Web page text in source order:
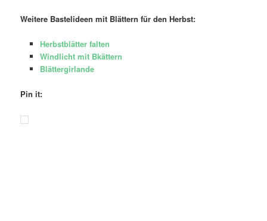
Weitere Bastelideen mit Blättern für den Herbst:
Herbstblätter falten
Windlicht mit Bkättern
Blättergirlande
Pin it: